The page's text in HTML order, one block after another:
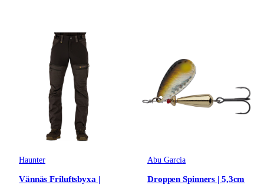
Haunter
Vännäs Friluftsbyxa |
Abu Garcia
Droppen Spinners | 5,3cm